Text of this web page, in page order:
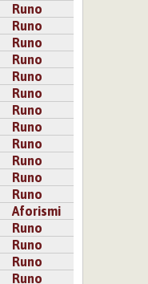
Runo
Runo
Runo
Runo
Runo
Runo
Runo
Runo
Runo
Runo
Runo
Runo
Aforismi
Runo
Runo
Runo
Runo